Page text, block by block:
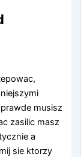
musisz
zasilic masz
a
sie ktorzy